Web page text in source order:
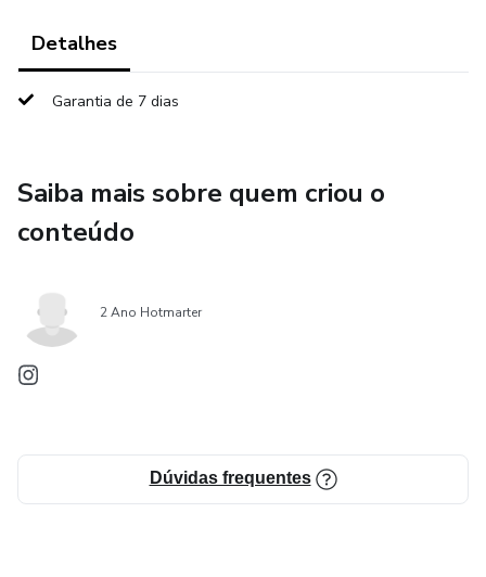
Detalhes
Garantia de 7 dias
Saiba mais sobre quem criou o
conteúdo
2 Ano Hotmarter
Dúvidas frequentes